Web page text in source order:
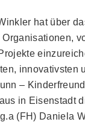
hat über
innovativsten
–
in Eisenstadt
(FH) Daniela